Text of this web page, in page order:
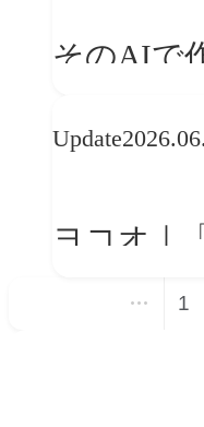
そのAIで
せんか？
Update
ヨコオ｜
とつの世
1